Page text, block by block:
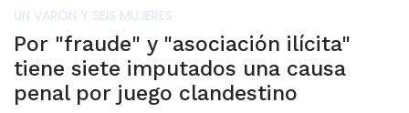
UN VARÓN Y SEIS MUJERES
Por "fraude" y "asociación ilícita"
tiene siete imputados una causa
penal por juego clandestino